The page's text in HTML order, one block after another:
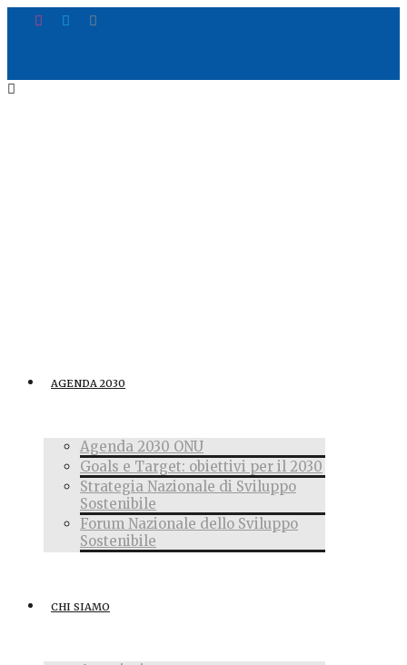
AGENDA 2030
Agenda 2030 ONU
Goals e Target: obiettivi per il 2030
Strategia Nazionale di Sviluppo
Sostenibile
Forum Nazionale dello Sviluppo
Sostenibile
CHI SIAMO